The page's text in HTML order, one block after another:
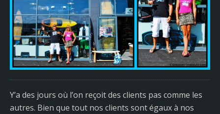
Y’a des jours où l’on reçoit des clients pas comme les
autres. Bien que tout nos clients sont égaux à nos